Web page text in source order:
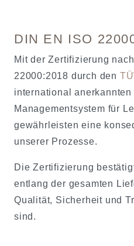
DIN EN ISO
Mit der Zertifizierung
22000:2018 durch den
international
Managementsystem für
gewährleisten eine
unserer Prozesse.
Die Zertifizierung
entlang der gesamten
Qualität, Sicherheit und
sind.